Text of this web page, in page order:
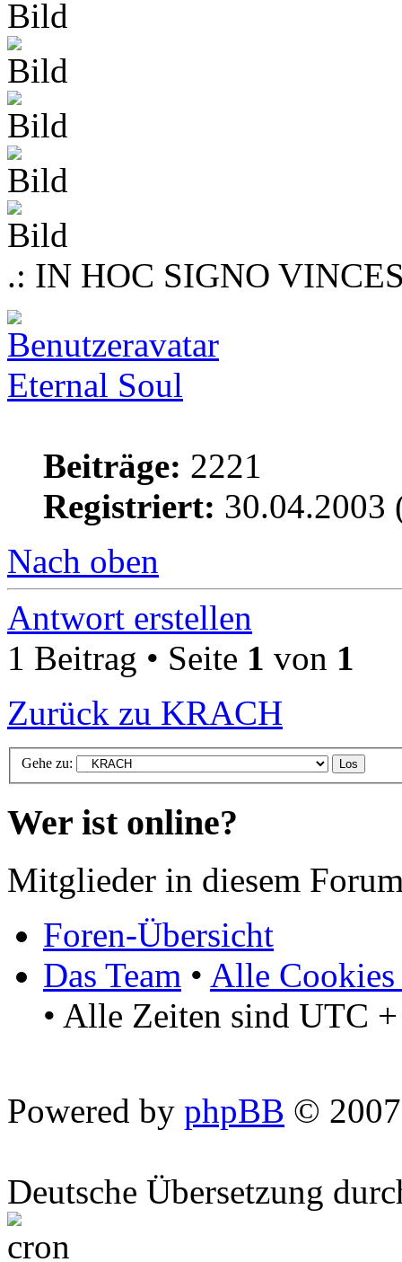
.: IN HOC SIGNO
Eternal Soul
Beiträge: 2221
Registriert: 30.04.2003
Nach oben
Antwort erstellen
1 Beitrag • Seite 1 von 1
Zurück zu KRACH
Gehe zu:
Wer ist online?
Mitglieder in diesem
Foren-Übersicht
Das Team • Alle Cookies
• Alle Zeiten sind UTC
Powered by phpBB ©
Deutsche Übersetzung